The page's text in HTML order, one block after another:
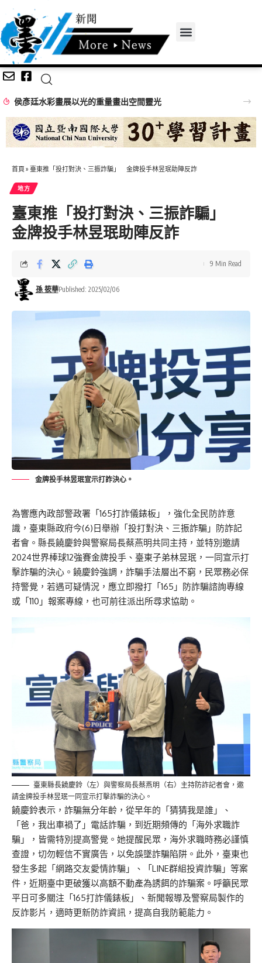
首頁 » 臺東推「投打對決、三振詐騙」 金牌投手林昱珉助陣反詐
地方
臺東推「投打對決、三振詐騙」
金牌投手林昱珉助陣反詐
孫 筱華Published: 2025/02/06
9 Min Read
金牌投手林昱珉宣示打詐決心。
為響應內政部警政署「165打詐儀錶板」，強化全民防詐意
識，臺東縣政府今(6)日舉辦「投打對決、三振詐騙」防詐記
者會。縣長饒慶鈴與警察局長蔡燕明共同主持，並特別邀請
2024世界棒球12強賽金牌投手、臺東子弟林昱珉，一同宣示打
擊詐騙的決心。饒慶鈴強調，詐騙手法層出不窮，民眾務必保
持警覺，若遇可疑情況，應立即撥打「165」防詐騙諮詢專線
或「110」報案專線，也可前往派出所尋求協助。
臺東縣長饒慶鈴（左）與警察局長蔡燕明（右）主持防詐記者會，邀
請金牌投手林昱珉一同宣示打擊詐騙的決心。
饒慶鈴表示，詐騙無分年齡，從早年的「猜猜我是誰」、
「爸，我出車禍了」電話詐騙，到近期頻傳的「海外求職詐
騙」，皆需特別提高警覺。她提醒民眾，海外求職時務必謹慎
查證，切勿輕信不實廣告，以免誤墜詐騙陷阱。此外，臺東也
發生多起「網路交友愛情詐騙」、「LINE群組投資詐騙」等案
件，近期臺中更破獲以高額不動產為誘餌的詐騙案。呼籲民眾
平日可多關注「165打詐儀錶板」、新聞報導及警察局製作的
反詐影片，適時更新防詐資訊，提高自我防範能力。